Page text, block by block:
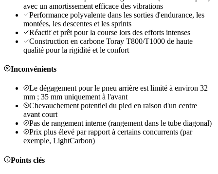
avec un amortissement efficace des vibrations
Performance polyvalente dans les sorties d'endurance, les
montées, les descentes et les sprints
Réactif et prêt pour la course lors des efforts intenses
Construction en carbone Toray T800/T1000 de haute
qualité pour la rigidité et le confort
Inconvénients
Le dégagement pour le pneu arrière est limité à environ 32
mm ; 35 mm uniquement à l'avant
Chevauchement potentiel du pied en raison d'un centre
avant court
Pas de rangement interne (rangement dans le tube diagonal)
Prix plus élevé par rapport à certains concurrents (par
exemple, LightCarbon)
Points clés